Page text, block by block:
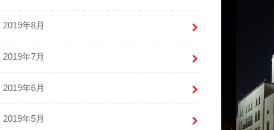
2019年8月
2019年7月
2019年6月
2019年5月